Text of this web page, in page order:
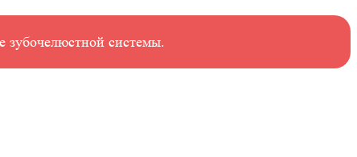
зубочелюстной системы.